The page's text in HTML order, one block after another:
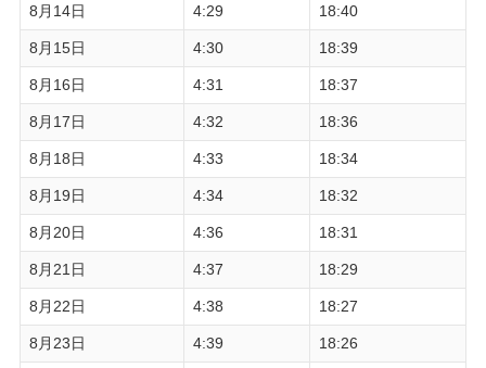
8月14日 4:29 18:40
8月15日 4:30 18:39
8月16日 4:31 18:37
8月17日 4:32 18:36
8月18日 4:33 18:34
8月19日 4:34 18:32
8月20日 4:36 18:31
8月21日 4:37 18:29
8月22日 4:38 18:27
8月23日 4:39 18:26